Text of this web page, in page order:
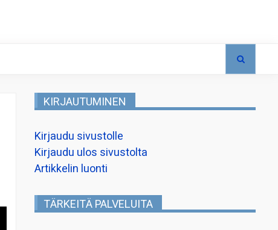
KIRJAUTUMINEN
Kirjaudu sivustolle
Kirjaudu ulos sivustolta
Artikkelin luonti
TÄRKEITÄ PALVELUITA